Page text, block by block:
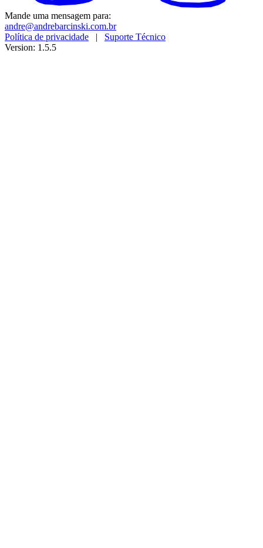
Mande uma mensagem para:
andre@andrebarcinski.com.br
Política de privacidade | Suporte Técnico
Version: 1.5.5